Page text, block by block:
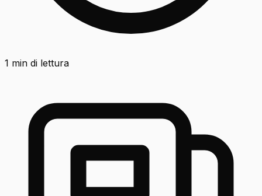
1 min di lettura